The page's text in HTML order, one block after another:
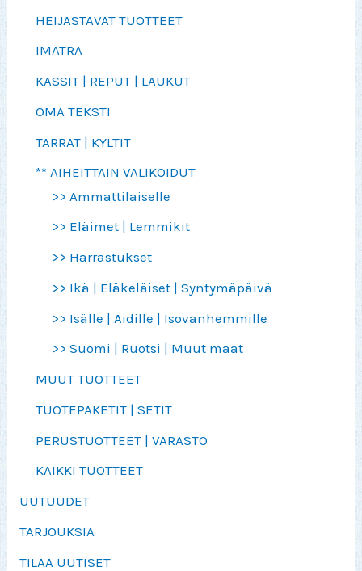
HEIJASTAVAT TUOTTEET
IMATRA
KASSIT | REPUT | LAUKUT
OMA TEKSTI
TARRAT | KYLTIT
** AIHEITTAIN VALIKOIDUT
>> Ammattilaiselle
>> Eläimet | Lemmikit
>> Harrastukset
>> Ikä | Eläkeläiset | Syntymäpäivä
>> Isälle | Äidille | Isovanhemmille
>> Suomi | Ruotsi | Muut maat
MUUT TUOTTEET
TUOTEPAKETIT | SETIT
PERUSTUOTTEET | VARASTO
KAIKKI TUOTTEET
UUTUUDET
TARJOUKSIA
TILAA UUTISET